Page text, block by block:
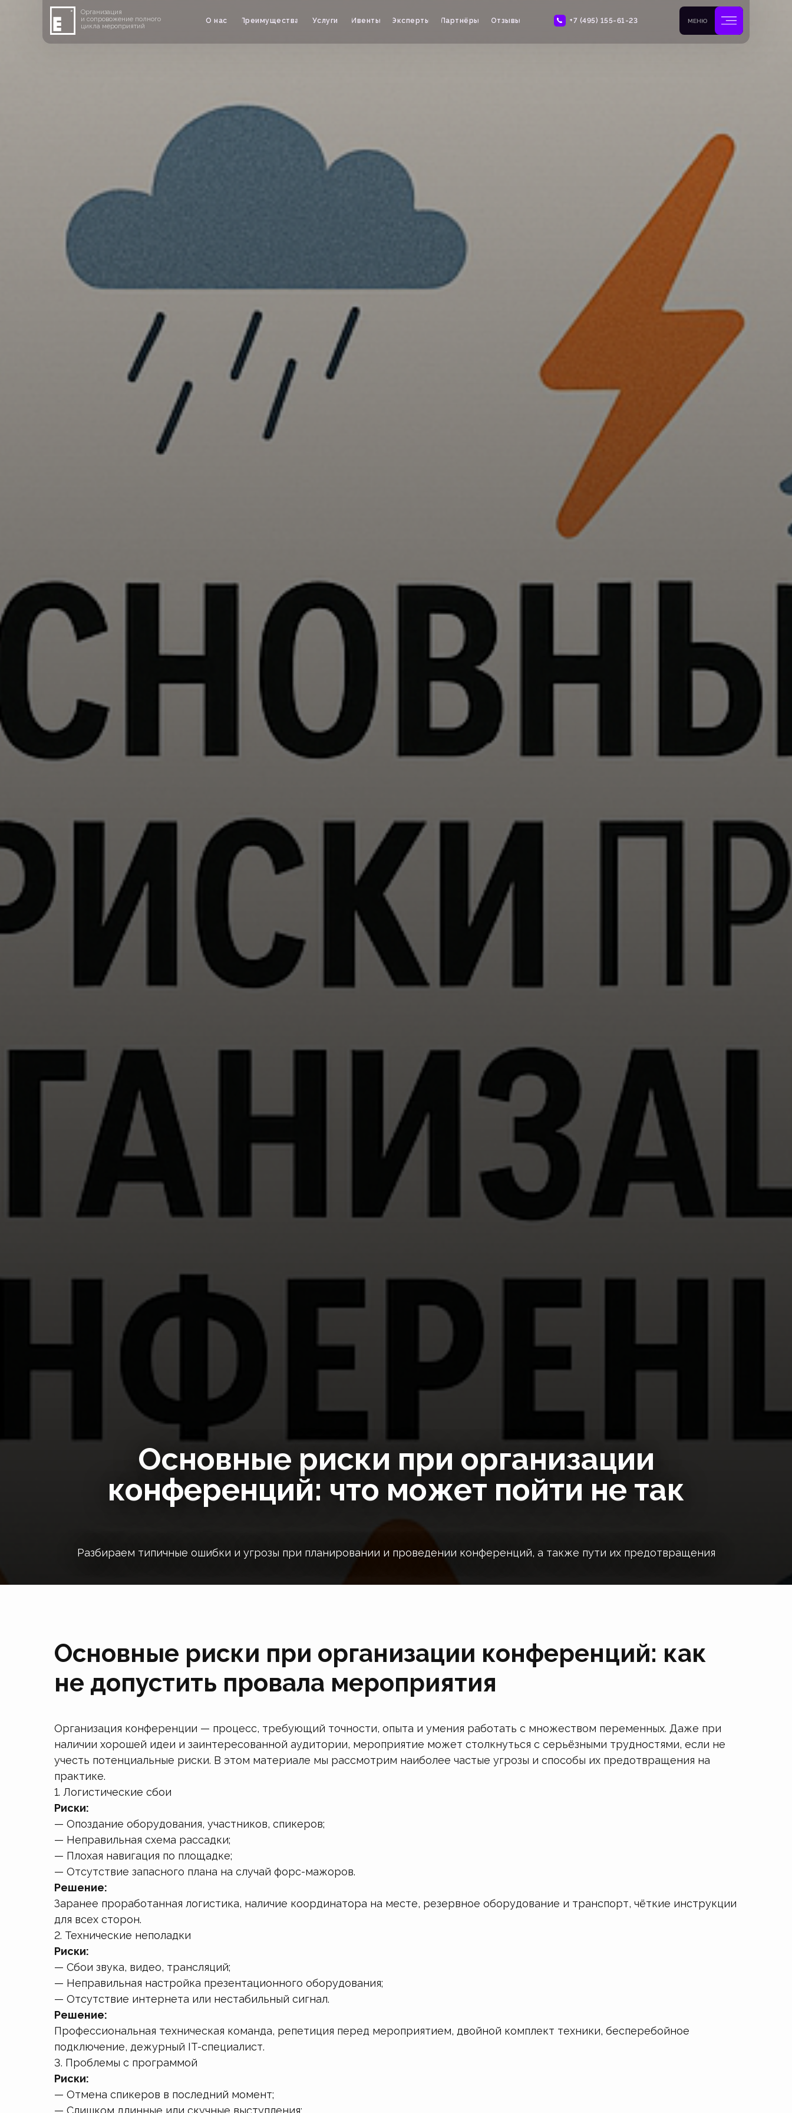
Эксперты
Ивенты Отзывы
Партнёры
Услуги
Преимущества
О нас +7 (495) 155-61-23 МЕНЮ
Организация
и сопровожение полного
цикла мероприятий
Основные риски при организации
конференций: что может пойти не так
Разбираем типичные ошибки и угрозы при планировании и проведении конференций, а также пути их предотвращения
Основные риски при организации конференций: как
не допустить провала мероприятия
Организация конференции — процесс, требующий точности, опыта и умения работать с множеством переменных. Даже при
наличии хорошей идеи и заинтересованной аудитории, мероприятие может столкнуться с серьёзными трудностями, если не
учесть потенциальные риски. В этом материале мы рассмотрим наиболее частые угрозы и способы их предотвращения на
практике.
1. Логистические сбои
Риски:
— Опоздание оборудования, участников, спикеров;
— Неправильная схема рассадки;
— Плохая навигация по площадке;
— Отсутствие запасного плана на случай форс-мажоров.
Решение:
Заранее проработанная логистика, наличие координатора на месте, резервное оборудование и транспорт, чёткие инструкции
для всех сторон.
2. Технические неполадки
Риски:
— Сбои звука, видео, трансляций;
— Неправильная настройка презентационного оборудования;
— Отсутствие интернета или нестабильный сигнал.
Решение:
Профессиональная техническая команда, репетиция перед мероприятием, двойной комплект техники, бесперебойное
подключение, дежурный IT-специалист.
3. Проблемы с программой
Риски:
— Отмена спикеров в последний момент;
— Слишком длинные или скучные выступления;